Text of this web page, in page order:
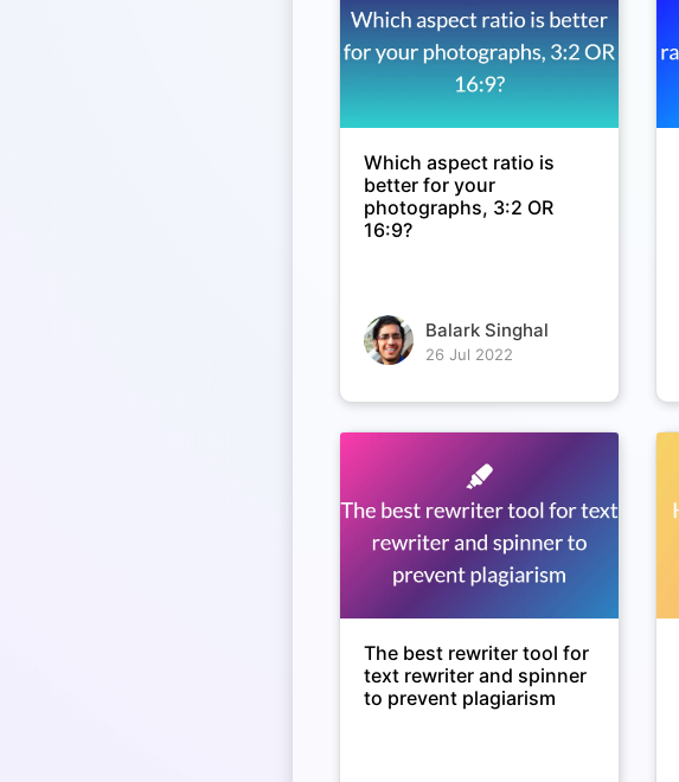
Which aspect ratio is
better for your
photographs, 3:2 OR
16:9?
Balark Singhal
26 Jul 2022
The best rewriter tool for
text rewriter and spinner
to prevent plagiarism